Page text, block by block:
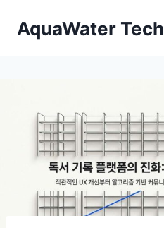
AquaWater Tech